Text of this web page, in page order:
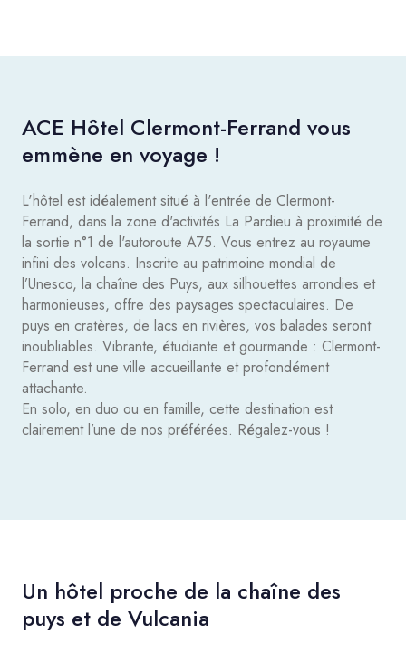
ACE Hôtel Clermont-Ferrand vous
emmène en voyage !
L'hôtel est idéalement situé à l'entrée de Clermont-
Ferrand, dans la zone d'activités La Pardieu à proximité de
la sortie n°1 de l'autoroute A75. Vous entrez au royaume
infini des volcans. Inscrite au patrimoine mondial de
l’Unesco, la chaîne des Puys, aux silhouettes arrondies et
harmonieuses, offre des paysages spectaculaires. De
puys en cratères, de lacs en rivières, vos balades seront
inoubliables. Vibrante, étudiante et gourmande : Clermont-
Ferrand est une ville accueillante et profondément
attachante.
En solo, en duo ou en famille, cette destination est
clairement l’une de nos préférées. Régalez-vous !
Un hôtel proche de la chaîne des
puys et de Vulcania